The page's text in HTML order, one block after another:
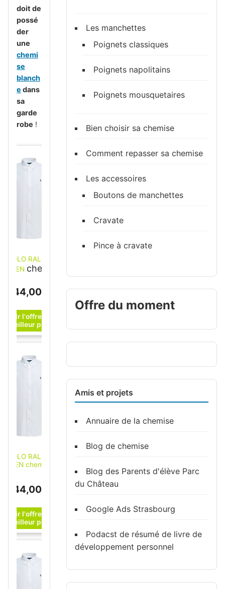
doit de
possé
der
une
chemi
se
blanch
e dans
sa
garde
robe !
POLO RALPH
chemise
144,00 €
POLO RALPH
chemise en
144,00 €
Les manchettes
Poignets classiques
Poignets napolitains
Poignets mousquetaires
Bien choisir sa chemise
Comment repasser sa chemise
Les accessoires
Boutons de manchettes
Cravate
Pince à cravate
Offre du moment
Amis et projets
Annuaire de la chemise
Blog de chemise
Blog des Parents d'élève Parc
du Château
Google Ads Strasbourg
Podacst de résumé de livre de
développement personnel